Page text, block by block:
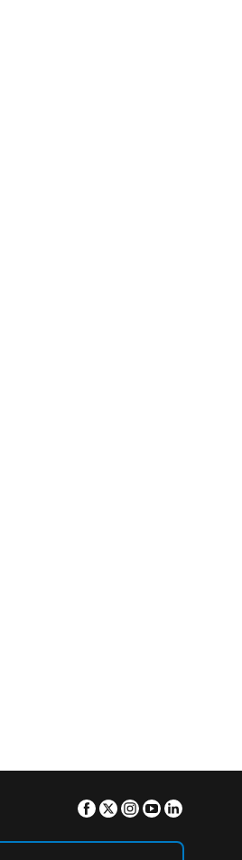
Facebook
TwitterInstagram
Youtube